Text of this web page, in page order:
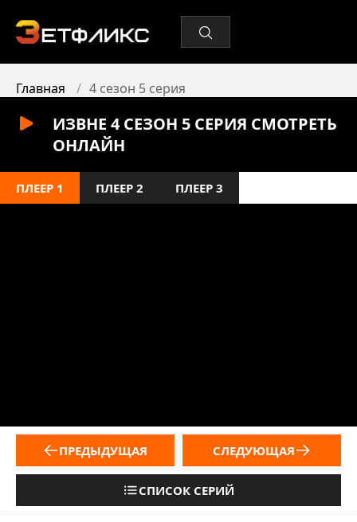
Главная 4 сезон 5 серия
ИЗВНЕ 4 СЕЗОН 5 СЕРИЯ СМОТРЕТЬ
ОНЛАЙН
ПЛЕЕР 1 ПЛЕЕР 2 ПЛЕЕР 3
ПРЕДЫДУЩАЯ
СПИСОК СЕРИЙ
СЛЕДУЮЩАЯ